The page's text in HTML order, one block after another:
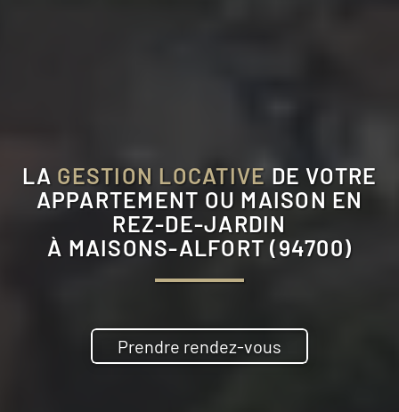
LA GESTION LOCATIVE DE VOTRE
APPARTEMENT OU MAISON EN
REZ-DE-JARDIN
À MAISONS-ALFORT (94700)
Prendre rendez-vous